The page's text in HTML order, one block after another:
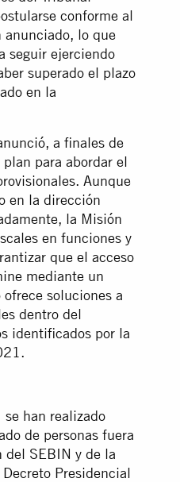
conforme al
anunciado, lo que
seguir ejerciendo
superado el plazo
en la
a finales de
para abordar el
Aunque
en la dirección
la Misión
en funciones y
que el acceso
mediante un
soluciones a
dentro del
identificados por la
han realizado
de personas fuera
del SEBIN y de la
Presidencial